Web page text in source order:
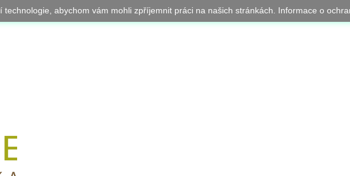
technologie, abychom vám mohli zpříjemnit práci na našich stránkách. Informace o